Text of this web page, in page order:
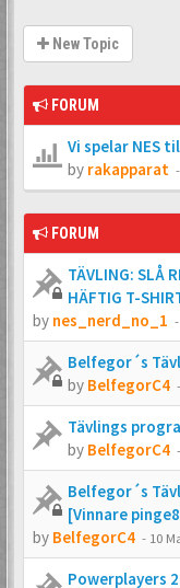
New Topic
FORUM
Vi spelar NES
by rakapparat -
FORUM
TÄVLING: SLÅ
HÄFTIG T-
by nes_nerd_no_1 -
Belfegor´s
by BelfegorC4 -
Tävlings
by BelfegorC4 -
Belfegor´s
[Vinnare
by BelfegorC4 - 10
Powerplayers